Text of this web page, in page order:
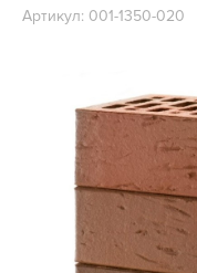
Артикул: 001-1350-020